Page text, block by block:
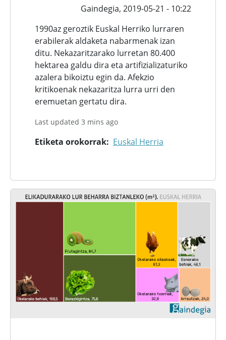
Gaindegia, 2019-05-21 - 10:22
1990az geroztik Euskal Herriko lurraren
erabilerak aldaketa nabarmenak izan
ditu. Nekazaritzarako lurretan 80.400
hektarea galdu dira eta artifizializaturiko
azalera bikoiztu egin da. Afekzio
kritikoenak nekazaritza lurra urri den
eremuetan gertatu dira.
Last updated 3 mins ago
Etiketa orokorrak Euskal Herria